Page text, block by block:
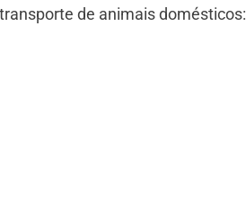
de animais domésticos: